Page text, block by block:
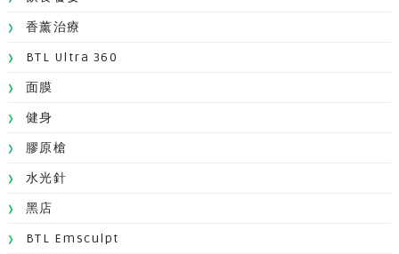
香薰治療
BTL Ultra 360
面膜
健身
膠原槍
水光針
黑店
BTL Emsculpt